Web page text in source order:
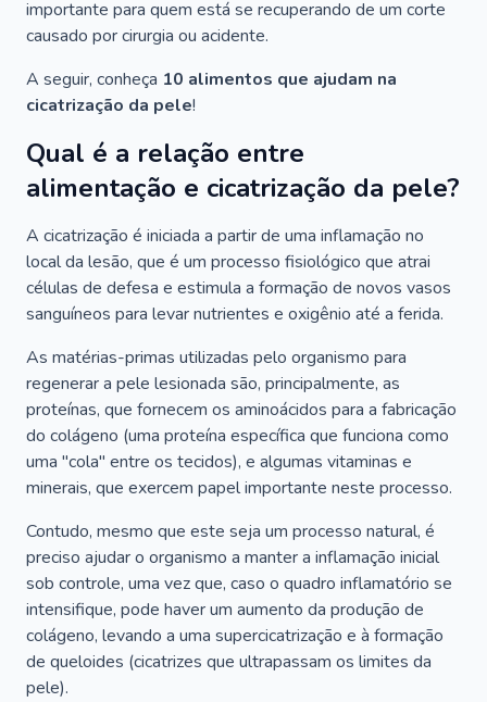
importante para quem está se recuperando de um corte
causado por cirurgia ou acidente.
A seguir, conheça 10 alimentos que ajudam na
cicatrização da pele!
Qual é a relação entre
alimentação e cicatrização da pele?
A cicatrização é iniciada a partir de uma inflamação no
local da lesão, que é um processo fisiológico que atrai
células de defesa e estimula a formação de novos vasos
sanguíneos para levar nutrientes e oxigênio até a ferida.
As matérias-primas utilizadas pelo organismo para
regenerar a pele lesionada são, principalmente, as
proteínas, que fornecem os aminoácidos para a fabricação
do colágeno (uma proteína específica que funciona como
uma "cola" entre os tecidos), e algumas vitaminas e
minerais, que exercem papel importante neste processo.
Contudo, mesmo que este seja um processo natural, é
preciso ajudar o organismo a manter a inflamação inicial
sob controle, uma vez que, caso o quadro inflamatório se
intensifique, pode haver um aumento da produção de
colágeno, levando a uma supercicatrização e à formação
de queloides (cicatrizes que ultrapassam os limites da
pele).